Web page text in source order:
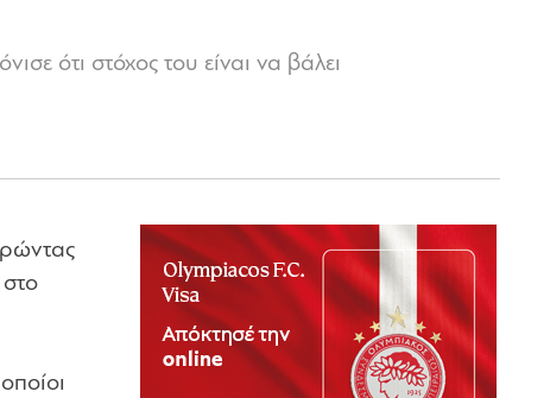
ότι στόχος του είναι να βάλει